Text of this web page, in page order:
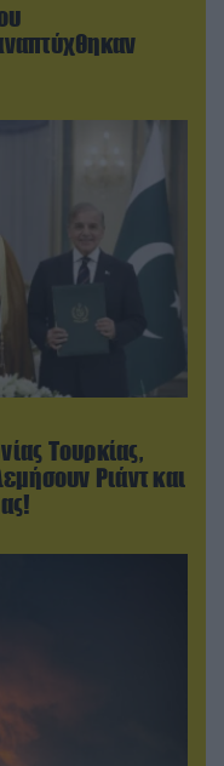
Τουρκίας,
Ριάντ και